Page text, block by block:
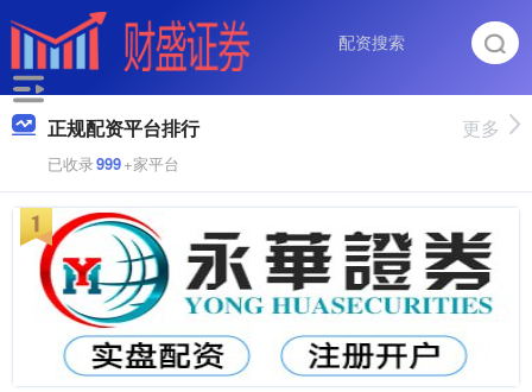
正规配资平台排行
已收录999+家平台
更多